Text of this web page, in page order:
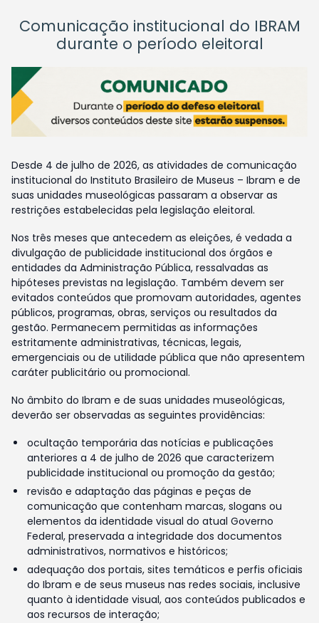
Comunicação institucional do IBRAM
durante o período eleitoral
Desde 4 de julho de 2026, as atividades de comunicação
institucional do Instituto Brasileiro de Museus – Ibram e de
suas unidades museológicas passaram a observar as
restrições estabelecidas pela legislação eleitoral.
Nos três meses que antecedem as eleições, é vedada a
divulgação de publicidade institucional dos órgãos e
entidades da Administração Pública, ressalvadas as
hipóteses previstas na legislação. Também devem ser
evitados conteúdos que promovam autoridades, agentes
públicos, programas, obras, serviços ou resultados da
gestão. Permanecem permitidas as informações
estritamente administrativas, técnicas, legais,
emergenciais ou de utilidade pública que não apresentem
caráter publicitário ou promocional.
No âmbito do Ibram e de suas unidades museológicas,
deverão ser observadas as seguintes providências:
ocultação temporária das notícias e publicações
anteriores a 4 de julho de 2026 que caracterizem
publicidade institucional ou promoção da gestão;
revisão e adaptação das páginas e peças de
comunicação que contenham marcas, slogans ou
elementos da identidade visual do atual Governo
Federal, preservada a integridade dos documentos
administrativos, normativos e históricos;
adequação dos portais, sites temáticos e perfis oficiais
do Ibram e de seus museus nas redes sociais, inclusive
quanto à identidade visual, aos conteúdos publicados e
aos recursos de interação;